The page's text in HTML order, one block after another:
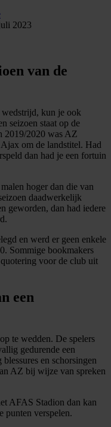
2023
van de
wedstrijd, kun je ook
seizoen staat op de
2019/2020 was AZ
om de landstitel. Had
dan had je een fortuin
hoger dan die van
daadwerkelijk
geworden, dan had iedere
en werd er geen enkele
Sommige bookmakers
voor de club uit
een
te wedden. De spelers
gedurende een
en schorsingen
AZ bij wijze van spreken
AFAS Stadion dan kan
punten verspelen.